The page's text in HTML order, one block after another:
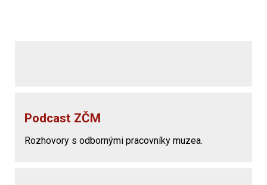
Podcast ZČM
Rozhovory s odbornými pracovníky muzea.